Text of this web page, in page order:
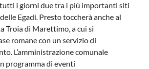
i giorni due tra i più importanti siti
Egadi. Presto toccherà anche al
Troia di Marettimo, a cui si
romane con un servizio di
L’amministrazione comunale
programma di eventi